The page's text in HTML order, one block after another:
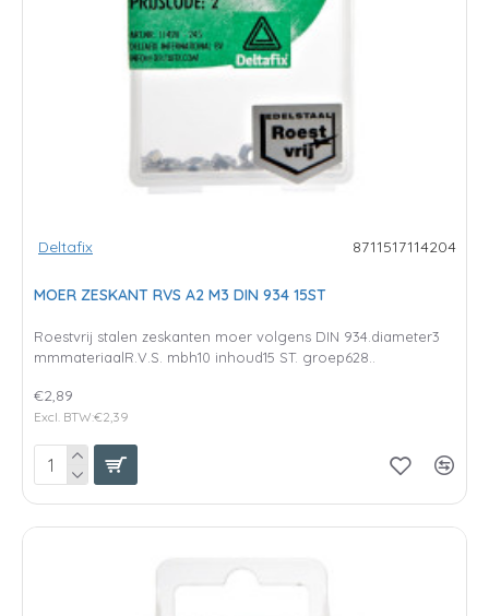
Deltafix 8711517114204
MOER ZESKANT RVS A2 M3 DIN 934 15ST
Roestvrij stalen zeskanten moer volgens DIN 934.diameter3
mmmateriaalR.V.S. mbh10 inhoud15 ST. groep628..
€2,89
Excl. BTW:€2,39